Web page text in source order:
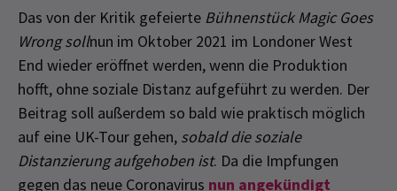
Das von der Kritik gefeierte Bühnenstück Magic Goes
Wrong sollnun im Oktober 2021 im Londoner West
End wieder eröffnet werden, wenn die Produktion
hofft, ohne soziale Distanz aufgeführt zu werden. Der
Beitrag soll außerdem so bald wie praktisch möglich
auf eine UK-Tour gehen, sobald die soziale
Distanzierung aufgehoben ist. Da die Impfungen
gegen das neue Coronavirus nun angekündigt